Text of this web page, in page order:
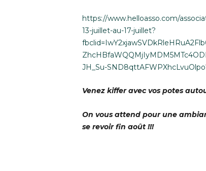
https://www.helloasso.com/
13-juillet-au-17-juillet?
JH_Su-
Venez kiffer avec vos potes
On vous attend pour une
se revoir fin août !!!